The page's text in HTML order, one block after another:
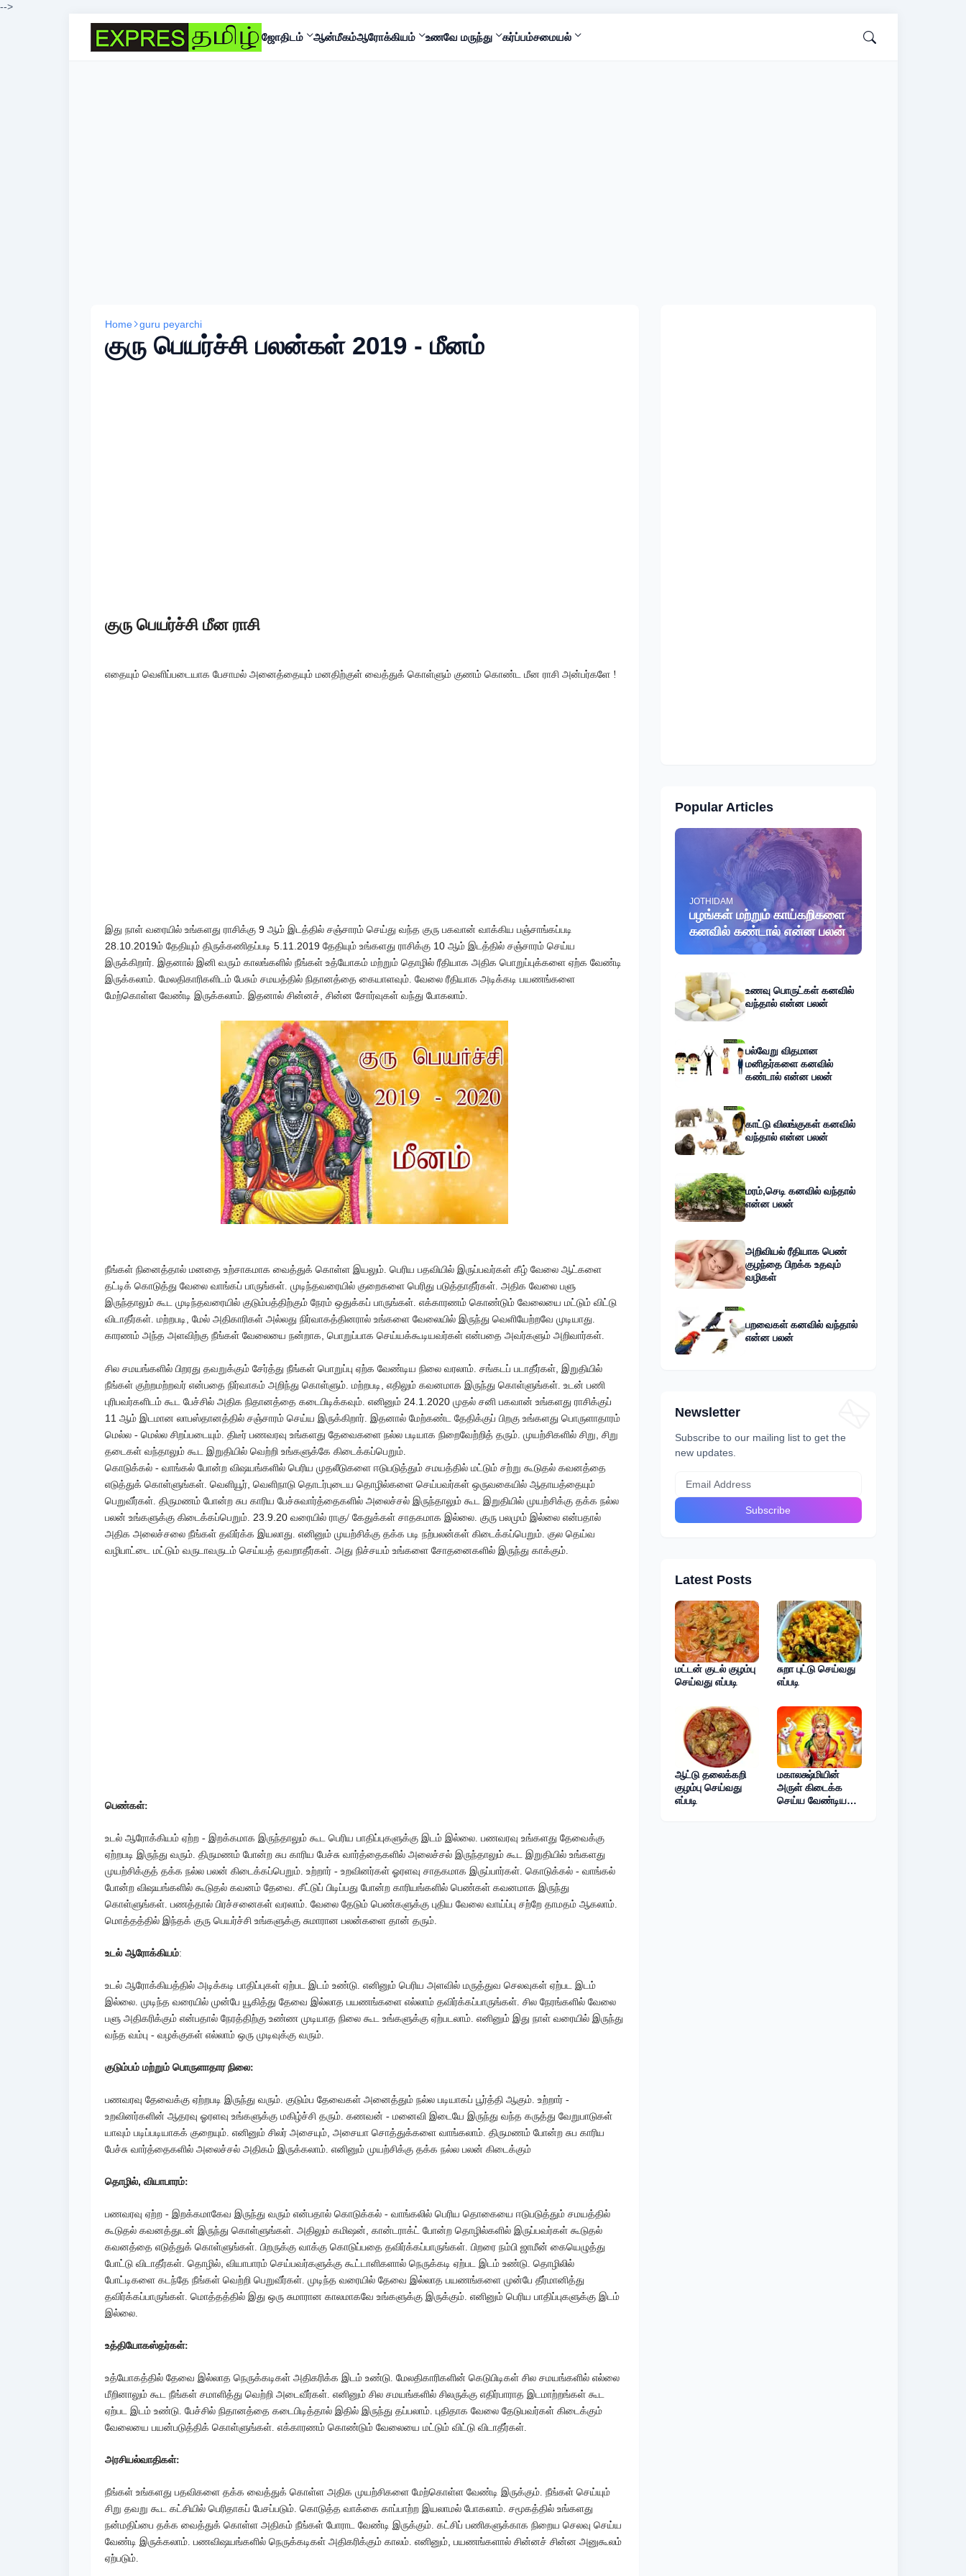
-->
ஜோதிடம் ஆன்மீகம்ஆரோக்கியம் உணவே மருந்து கர்ப்பம்சமையல்
Home guru peyarchi
குரு பெயர்ச்சி பலன்கள் 2019 - மீனம்
குரு பெயர்ச்சி மீன ராசி
எதையும் வெளிப்படையாக பேசாமல் அனைத்தையும் மனதிற்குள் வைத்துக் கொள்ளும் குணம் கொண்ட மீன ராசி அன்பர்களே !
இது நாள் வரையில் உங்களது ராசிக்கு 9 ஆம் இடத்தில் சஞ்சாரம் செய்து வந்த குரு பகவான் வாக்கிய பஞ்சாங்கப்படி
28.10.2019ம் தேதியும் திருக்கணிதப்படி 5.11.2019 தேதியும் உங்களது ராசிக்கு 10 ஆம் இடத்தில் சஞ்சாரம் செய்ய
இருக்கிறார். இதனால் இனி வரும் காலங்களில் நீங்கள் உத்யோகம் மற்றும் தொழில் ரீதியாக அதிக பொறுப்புக்களை ஏற்க வேண்டி
இருக்கலாம். மேலதிகாரிகளிடம் பேசும் சமயத்தில் நிதானத்தை கையாளவும். வேலை ரீதியாக அடிக்கடி பயணங்களை
மேற்கொள்ள வேண்டி இருக்கலாம். இதனால் சின்னச் சின்ன சோர்வுகள் வந்து போகலாம்.
நீங்கள் நினைத்தால் மனதை உற்சாகமாக வைத்துக் கொள்ள இயலும். பெரிய பதவியில் இருப்பவர்கள் கீழ் வேலை ஆட்களை
தட்டிக் கொடுத்து வேலை வாங்கப் பாருங்கள். முடிந்தவரையில் குறைகளை பெரிது படுத்தாதீர்கள். அதிக வேலை பளு
இருந்தாலும் கூட முடிந்தவரையில் குடும்பத்திற்கும் நேரம் ஒதுக்கப் பாருங்கள். எக்காரணம் கொண்டும் வேலையை மட்டும் விட்டு
விடாதீர்கள். மற்றபடி மேல் அதிகாரிகள் அல்லது நிர்வாகத்தினரால் உங்களை வேலையில் இருந்து வெளியேற்றவே முடியாது.
காரணம் அந்த அளவிற்கு நீங்கள் வேலையை நன்றாக பொறுப்பாக செய்யக்கூடியவர்கள் என்பதை அவர்களும் அறிவார்கள்.
சில சமயங்களில் பிறரது தவறுக்கும் சேர்த்து நீங்கள் பொறுப்பு ஏற்க வேண்டிய நிலை வரலாம். சங்கடப் படாதீர்கள், இறுதியில்
நீங்கள் குற்றமற்றவர் என்பதை நிர்வாகம் அறிந்து கொள்ளும். மற்றபடி எதிலும் கவனமாக இருந்து கொள்ளுங்கள். உடன் பணி
புரிபவர்களிடம் கூட பேச்சில் அதிக நிதானத்தை கடைபிடிக்கவும். எனினும் 24.1.2020 முதல் சனி பகவான் உங்களது ராசிக்குப்
11 ஆம் இடமான லாபஸ்தானத்தில் சஞ்சாரம் செய்ய இருக்கிறார். இதனால் மேற்கண்ட தேதிக்குப் பிறகு உங்களது பொருளாதாரம்
மெல்ல - மெல்ல சிறப்படையும். திடீர் பணவரவு உங்களது தேவைகளை நல்ல படியாக நிறைவேற்றித் தரும். முயற்சிகளில் சிறு சிறு
தடைகள் வந்தாலும் கூட இறுதியில் வெற்றி உங்களுக்கே கிடைக்கப்பெறும்.
கொடுக்கல் - வாங்கல் போன்ற விஷயங்களில் பெரிய முதலீடுகளை ஈடுபடுத்தும் சமயத்தில் மட்டும் சற்று கூடுதல் கவனத்தை
எடுத்துக் கொள்ளுங்கள். வெளியூர், வெளிநாடு தொடர்புடைய தொழில்களை செய்பவர்கள் ஒருவகையில் ஆதாயத்தையும்
பெறுவீர்கள். திருமணம் போன்ற சுப காரிய பேச்சுவார்த்தைகளில் அலைச்சல் இருந்தாலும் கூட இறுதியில் முயற்சிக்கு தக்க நல்ல
பலன் உங்களுக்கு கிடைக்கப்பெறும். 23.9.20 வரையில் ராகு/ கேதுக்கள் சாதகமாக இல்லை. குரு பலமும் இல்லை என்பதால்
அதிக அலைச்சலை நீங்கள் தவிர்க்க இயலாது. எனினும் முயற்சிக்கு தக்க படி நற்பலன்கள் கிடைக்கப்பெறும். குல தெய்வ
வழிபாட்டை மட்டும் வருடாவருடம் செய்யத் தவறாதீர்கள். அது நிச்சயம் உங்களை சோதனைகளில் இருந்து காக்கும்.
பெண்கள்:
உடல் ஆரோக்கியம் ஏற்ற - இறக்கமாக இருந்தாலும் கூட பெரிய பாதிப்புகளுக்கு இடம் இல்லை. பணவரவு உங்களது தேவைக்கு
ஏற்றபடி இருந்து வரும். திருமணம் போன்ற சுப காரிய பேச்சு வார்த்தைகளில் அலைச்சல் இருந்தாலும் கூட இறுதியில் உங்களது
முயற்சிக்குத் தக்க நல்ல பலன் கிடைக்கப்பெறும். உற்றார் - உறவினர்கள் ஓரளவு சாதகமாக இருப்பார்கள். கொடுக்கல் - வாங்கல்
போன்ற விஷயங்களில் கூடுதல் கவனம் தேவை. சீட்டுப் பிடிப்பது போன்ற காரியங்களில் பெண்கள் கவனமாக இருந்து
கொள்ளுங்கள். பணத்தால் பிரச்சனைகள் வரலாம். வேலை தேடும் பெண்களுக்கு புதிய வேலை வாய்ப்பு சற்றே தாமதம் ஆகலாம்.
மொத்தத்தில் இந்தக் குரு பெயர்ச்சி உங்களுக்கு சுமாரான பலன்களை தான் தரும்.
உடல் ஆரோக்கியம்:
உடல் ஆரோக்கியத்தில் அடிக்கடி பாதிப்புகள் ஏற்பட இடம் உண்டு. எனினும் பெரிய அளவில் மருத்துவ செலவுகள் ஏற்பட இடம்
இல்லை. முடிந்த வரையில் முன்பே யூகித்து தேவை இல்லாத பயணங்களை எல்லாம் தவிர்க்கப்பாருங்கள். சில நேரங்களில் வேலை
பளு அதிகரிக்கும் என்பதால் நேரத்திற்கு உண்ண முடியாத நிலை கூட உங்களுக்கு ஏற்படலாம். எனினும் இது நாள் வரையில் இருந்து
வந்த வம்பு - வழக்குகள் எல்லாம் ஒரு முடிவுக்கு வரும்.
குடும்பம் மற்றும் பொருளாதார நிலை:
பணவரவு தேவைக்கு ஏற்றபடி இருந்து வரும். குடும்ப தேவைகள் அனைத்தும் நல்ல படியாகப் பூர்த்தி ஆகும். உற்றார் -
உறவினர்களின் ஆதரவு ஓரளவு உங்களுக்கு மகிழ்ச்சி தரும். கணவன் - மனைவி இடையே இருந்து வந்த கருத்து வேறுபாடுகள்
யாவும் படிப்படியாகக் குறையும். எனினும் சிலர் அசையும், அசையா சொத்துக்களை வாங்கலாம். திருமணம் போன்ற சுப காரிய
பேச்சு வார்த்தைகளில் அலைச்சல் அதிகம் இருக்கலாம். எனினும் முயற்சிக்கு தக்க நல்ல பலன் கிடைக்கும்
தொழில், வியாபாரம்:
பணவரவு ஏற்ற - இறக்கமாகேவ இருந்து வரும் என்பதால் கொடுக்கல் - வாங்கலில் பெரிய தொகையை ஈடுபடுத்தும் சமயத்தில்
கூடுதல் கவனத்துடன் இருந்து கொள்ளுங்கள். அதிலும் கமிஷன் கான்டராக்ட் போன்ற தொழில்களில் இருப்பவர்கள் கூடுதல்
கவனத்தை எடுத்துக் கொள்ளுங்கள். பிறருக்கு வாக்கு கொடுப்பதை தவிர்க்கப்பாருங்கள். பிறரை நம்பி ஜாமீன் கையெழுத்து
போட்டு விடாதீர்கள். தொழில், வியாபாரம் செய்பவர்களுக்கு கூட்டாளிகளால் நெருக்கடி ஏற்பட இடம் உண்டு. தொழிலில்
போட்டிகளை கடந்தே நீங்கள் வெற்றி பெறுவீர்கள். முடிந்த வரையில் தேவை இல்லாத பயணங்களை முன்பே தீர்மானித்து
தவிர்க்கப்பாருங்கள். மொத்தத்தில் இது ஒரு சுமாரான காலமாகவே உங்களுக்கு இருக்கும். எனினும் பெரிய பாதிப்புகளுக்கு இடம்
இல்லை.
உத்தியோகஸ்தர்கள்:
உத்யோகத்தில் தேவை இல்லாத நெருக்கடிகள் அதிகரிக்க இடம் உண்டு. மேலதிகாரிகளின் கெடுபிடிகள் சில சமயங்களில் எல்லை
மீறினாலும் கூட நீங்கள் சமாளித்து வெற்றி அடைவீர்கள். எனினும் சில சமயங்களில் சிலருக்கு எதிர்பாராத இடமாற்றங்கள் கூட
ஏற்பட இடம் உண்டு. பேச்சில் நிதானத்தை கடைபிடித்தால் இதில் இருந்து தப்பலாம். புதிதாக வேலை தேடுபவர்கள் கிடைக்கும்
வேலையை பயன்படுத்திக் கொள்ளுங்கள். எக்காரணம் கொண்டும் வேலையை மட்டும் விட்டு விடாதீர்கள்.
அரசியல்வாதிகள்:
நீங்கள் உங்களது பதவிகளை தக்க வைத்துக் கொள்ள அதிக முயற்சிகளை மேற்கொள்ள வேண்டி இருக்கும். நீங்கள் செய்யும்
சிறு தவறு கூட கட்சியில் பெரிதாகப் பேசப்படும். கொடுத்த வாக்கை காப்பாற்ற இயலாமல் போகலாம். சமூகத்தில் உங்களது
நன்மதிப்பை தக்க வைத்துக் கொள்ள அதிகம் நீங்கள் போராட வேண்டி இருக்கும். கட்சிப் பணிகளுக்காக நிறைய செலவு செய்ய
வேண்டி இருக்கலாம். பணவிஷயங்களில் நெருக்கடிகள் அதிகரிக்கும் காலம். எனினும், பயணங்களால் சின்னச் சின்ன அனுகூலம்
ஏற்படும்.
Popular Articles
JOTHIDAM
பழங்கள் மற்றும் காய்கறிகளை
கனவில் கண்டால் என்ன பலன்
உணவு பொருட்கள் கனவில்
வந்தால் என்ன பலன்
பல்வேறு விதமான
மனிதர்களை கனவில்
கண்டால் என்ன பலன்
காட்டு விலங்குகள் கனவில்
வந்தால் என்ன பலன்
மரம்,செடி கனவில் வந்தால்
என்ன பலன்
அறிவியல் ரீதியாக பெண்
குழந்தை பிறக்க உதவும்
வழிகள்
பறவைகள் கனவில் வந்தால்
என்ன பலன்
Newsletter
Subscribe to our mailing list to get the
new updates.
Latest Posts
மட்டன் குடல் குழம்பு
செய்வது எப்படி
சுறா புட்டு செய்வது
எப்படி
ஆட்டு தலைக்கறி
குழம்பு செய்வது
எப்படி
மகாலக்ஷ்மியின்
அருள் கிடைக்க
செய்ய வேண்டிய